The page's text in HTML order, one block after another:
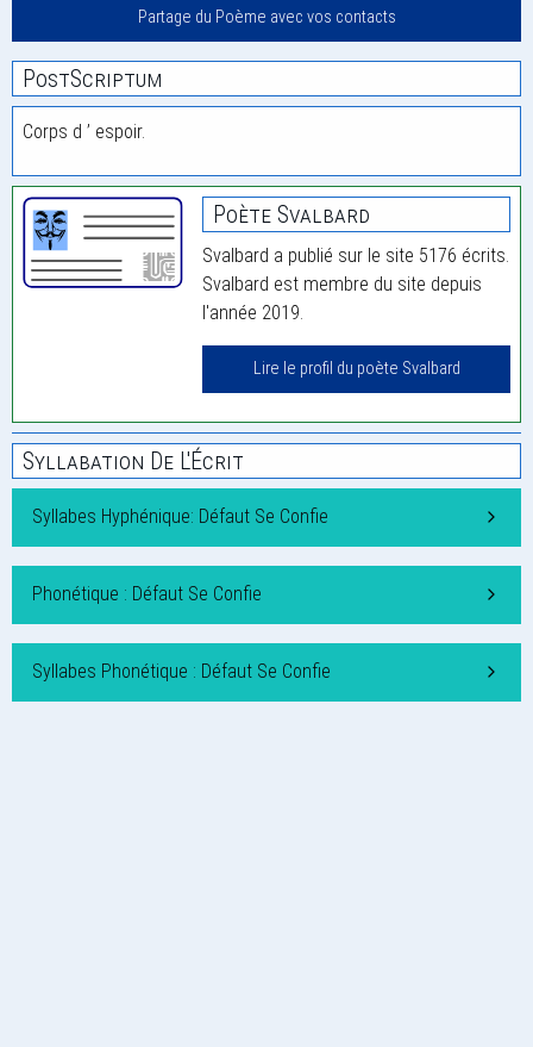
Partage du Poème avec vos contacts
PostScriptum
Corps d ’ espoir.
Poète Svalbard
Svalbard a publié sur le site 5176 écrits.
Svalbard est membre du site depuis
l'année 2019.
Lire le profil du poète Svalbard
Syllabation De L'Écrit
Syllabes Hyphénique: Défaut Se Confie
Phonétique : Défaut Se Confie
Syllabes Phonétique : Défaut Se Confie